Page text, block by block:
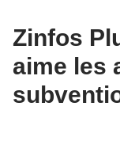
Zinfos
aime les